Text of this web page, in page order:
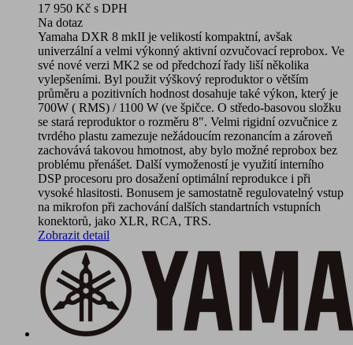
17 950 Kč s DPH
Na dotaz
Yamaha DXR 8 mkII je velikostí kompaktní, avšak
univerzální a velmi výkonný aktivní ozvučovací reprobox. Ve
své nové verzi MK2 se od předchozí řady liší několika
vylepšeními. Byl použit výškový reproduktor o větším
průměru a pozitivních hodnost dosahuje také výkon, který je
700W ( RMS) / 1100 W (ve špičce. O středo-basovou složku
se stará reproduktor o rozměru 8". Velmi rigidní ozvučnice z
tvrdého plastu zamezuje nežádoucím rezonancím a zároveň
zachovává takovou hmotnost, aby bylo možné reprobox bez
problému přenášet. Další vymožeností je využití interního
DSP procesoru pro dosažení optimální reprodukce i při
vysoké hlasitosti. Bonusem je samostatně regulovatelný vstup
na mikrofon při zachování dalších standartních vstupních
konektorů, jako XLR, RCA, TRS.
Zobrazit detail